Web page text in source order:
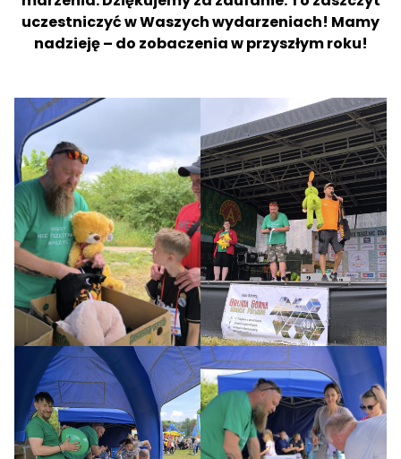
uczestniczyć w Waszych wydarzeniach! Mamy
nadzieję – do zobaczenia w przyszłym roku!